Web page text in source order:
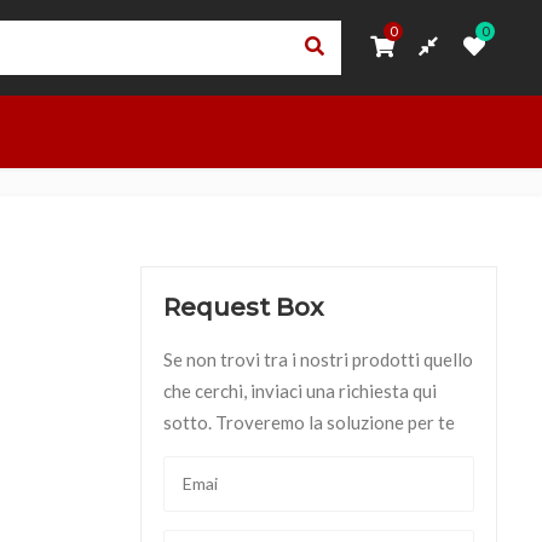
0 0
0 0
Request Box
Se non trovi tra i nostri prodotti quello
che cerchi, inviaci una richiesta qui
sotto. Troveremo la soluzione per te